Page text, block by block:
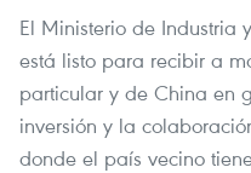
El Ministerio de Industria
está listo para recibir a
particular y de China en
inversión y la
donde el país vecino